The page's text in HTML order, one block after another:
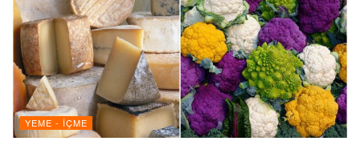
YEME - İÇME